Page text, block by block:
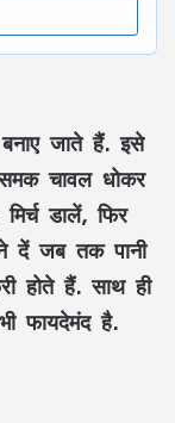
जाते हैं. इसे
चावल धोकर
डालें, फिर
दें जब तक पानी
होते हैं. साथ ही
फायदेमंद है.